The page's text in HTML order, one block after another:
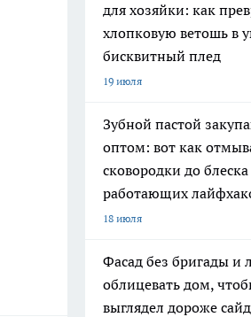
для хозяйки: как
хлопковую ветошь в
бисквитный плед
19 июля
Зубной пастой
оптом: вот как
сковородки до
работающих
18 июля
Фасад без бригады и
облицевать дом,
выглядел дороже